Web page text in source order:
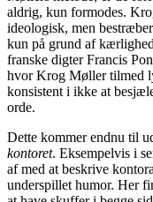
aldrig, kun formodes.
ideologisk, men
kun på grund af
franske digter Francis
hvor Krog Møller tilmed
konsistent i ikke at
orde.
Dette kommer endnu til
kontoret. Eksempelvis i
af med at beskrive
underspillet humor. Her